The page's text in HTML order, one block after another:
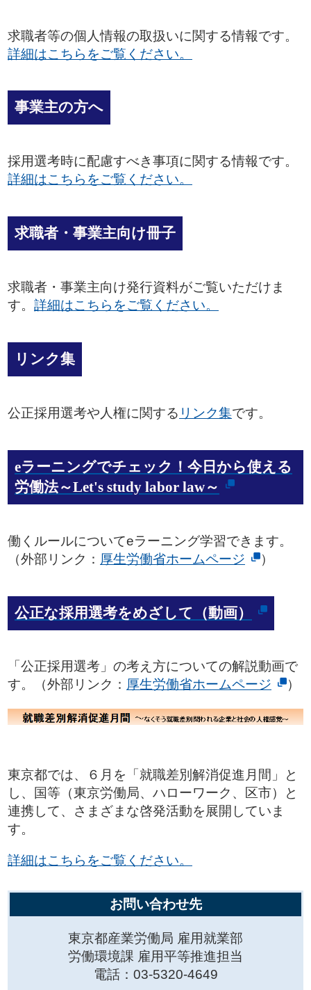
求職者等の個人情報の取扱いに関する情報です。
詳細はこちらをご覧ください。
事業主の方へ
採用選考時に配慮すべき事項に関する情報です。
詳細はこちらをご覧ください。
求職者・事業主向け冊子
求職者・事業主向け発行資料がご覧いただけま
す。 詳細はこちらをご覧ください。
リンク集
公正採用選考や人権に関する リンク集です。
eラーニングでチェック！今日から使える
労働法～Let's study labor law～
働くルールについてeラーニング学習できます。
（外部リンク： 厚生労働省ホームページ ）
公正な採用選考をめざして（動画）
「公正採用選考」の考え方についての解説動画で
す。（外部リンク： 厚生労働省ホームページ ）
東京都では、６月を「就職差別解消促進月間」と
し、国等（東京労働局、ハローワーク、区市）と
連携して、さまざまな啓発活動を展開していま
す。
詳細はこちらをご覧ください。
お問い合わせ先
東京都産業労働局 雇用就業部
労働環境課 雇用平等推進担当
電話：03-5320-4649